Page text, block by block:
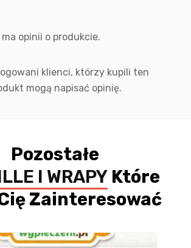
opinii o produkcie.
klienci, którzy kupili ten
mogą napisać opinię.
Pozostałe
I WRAPY Które
Zainteresować